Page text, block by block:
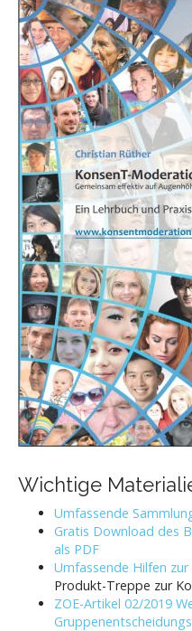
Wichtige
Umfassende
Gratis Download des
als PDF
Umfassende Hilfen
Produkt-Treppe zur
ZOE-Artikel 02/2019